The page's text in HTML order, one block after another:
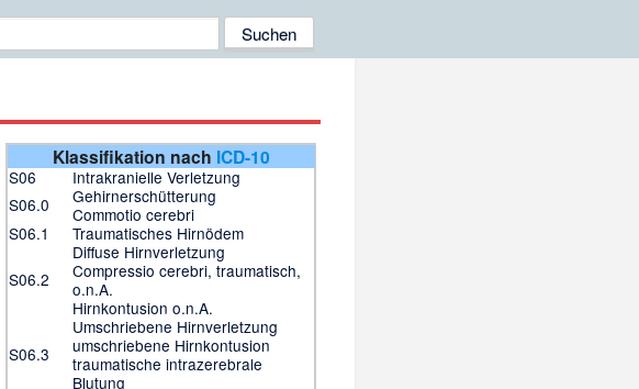
Klassifikation nach ICD-10
S06
Intrakranielle Verletzung
S06.0
Gehirnerschütterung
Commotio cerebri
S06.1
Traumatisches Hirnödem
S06.2
Diffuse Hirnverletzung
Compressio cerebri, traumatisch,
o.n.A.
Hirnkontusion o.n.A.
S06.3
Umschriebene Hirnverletzung
umschriebene Hirnkontusion
traumatische intrazerebrale
Blutung